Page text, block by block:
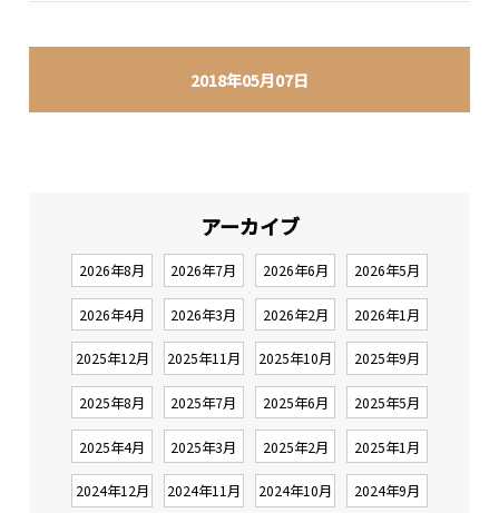
2018年05月07日
アーカイブ
2026年8月 2026年7月 2026年6月 2026年5月
2026年4月 2026年3月 2026年2月 2026年1月
2025年12月 2025年11月 2025年10月 2025年9月
2025年8月 2025年7月 2025年6月 2025年5月
2025年4月 2025年3月 2025年2月 2025年1月
2024年12月 2024年11月 2024年10月 2024年9月